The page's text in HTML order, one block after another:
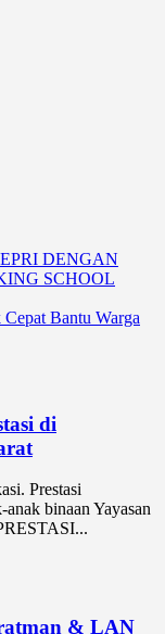
DENGAN
SCHOOL
Bantu Warga
di
Prestasi
binaan Yayasan
& LAN